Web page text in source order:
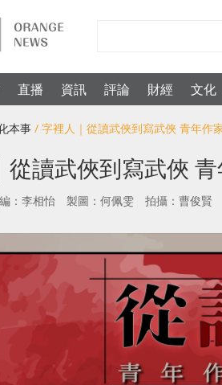
直播 資訊 評論 財經 文化
本事 / 字裡人｜從讀武俠到寫武俠 青年作
從讀武俠到寫武俠
：李相怡 製圖：何佩雯 拍攝：曹俊賢